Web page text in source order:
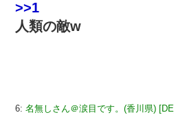
>>1
人類の敵w
6: 名無しさん＠涙目です。(香川県)